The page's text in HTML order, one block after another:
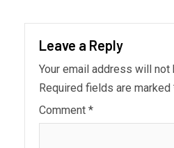
Leave a Reply
Your email address will not
Required fields are marked
Comment *